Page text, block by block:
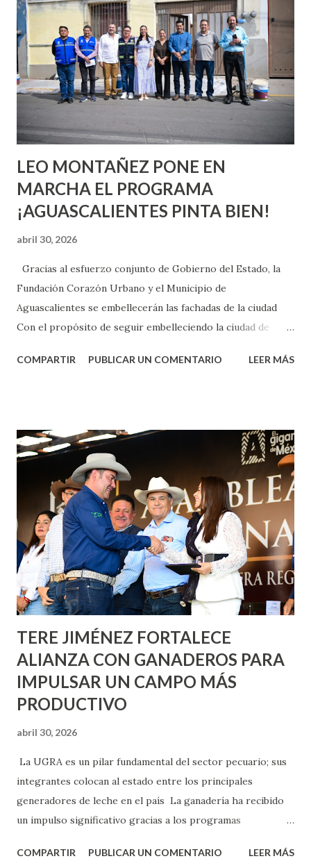
o expertas en el tema. Siempre hay algo nuevo que
aprender y nuevas experiencias que conocer. Si eres una
chica y aún no has tenido relaciones sexuales, tal vez
pienses que el sexo será increíble y no puedas esperar para
experimentarlo, pero como cualquier persona con
experiencia te dirá, siempre es mejor cuando ambas partes
son suficientemen...
LEO MONTAÑEZ PONE EN
MARCHA EL PROGRAMA
¡AGUASCALIENTES PINTA BIEN!
abril 30, 2026
Gracias al esfuerzo conjunto de Gobierno del Estado, la
Fundación Corazón Urbano y el Municipio de
Aguascalientes se embellecerán las fachadas de la ciudad
Con el propósito de seguir embelleciendo la ciudad de
municipal, Leo Montañez dio inicio al programa
Corazón Urbano y el Municipio capital. Leo Montañez
informó que en este programa se usarán cerca de 90 mil
metros cuadrados de pintura, para dar inicio en la calle
Nieto, entre Jesús F. Elizondo y la calle 22 de Octubre, con
lo que se aplicará pintura en 66 casas. Posteriormente se
llevará este programa a Villas de Nuestra Señora de la
Asunción, Avenida Alameda y Decreto 27 de Septiembre, en
los edificios FOVISSSTE Ojo de Agua, en la comunidad
Norias de Paso Hondo y en los edificios de...
COMPARTIR PUBLICAR UN COMENTARIO LEER MÁS
TERE JIMÉNEZ FORTALECE
ALIANZA CON GANADEROS PARA
IMPULSAR UN CAMPO MÁS
PRODUCTIVO
abril 30, 2026
La UGRA es un pilar fundamental del sector pecuario; sus
integrantes colocan al estado entre los principales
generadores de leche en el país La ganadería ha recibido
un impulso significativo gracias a los programas
COMPARTIR PUBLICAR UN COMENTARIO LEER MÁS